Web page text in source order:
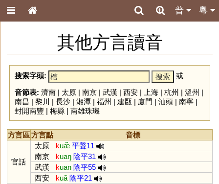
粵
普
其他方言讀音
搜索字頭:
或
音節表: 濟南| 太原| 南京| 武漢 | 西安| 上海| 杭州 | 溫州 |
南昌 | 黎川 | 長沙| 湘潭| 福州 | 建甌 | 廈門 | 汕頭| 南寧|
封開南豐 | 梅縣| 南雄珠璣
方言區方言點 音標
官話
太原 kuæ̃ 平聲11
南京
kuaŋ 陰平31
武漢
kuan 陰平55
西安
kuã 陰平21